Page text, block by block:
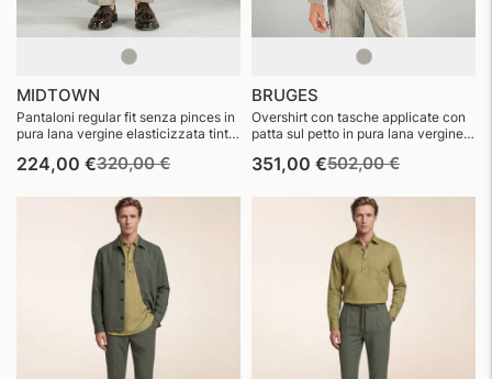
MIDTOWN
Pantaloni regular fit senza pinces in
pura lana vergine elasticizzata tinta
224,00 €Prezzo
listino
320,00 €Prezzo
BRUGES
Overshirt con tasche applicate con
patta sul petto in pura lana vergine
351,00 €Prezzo
listino
502,00 €Prezzo